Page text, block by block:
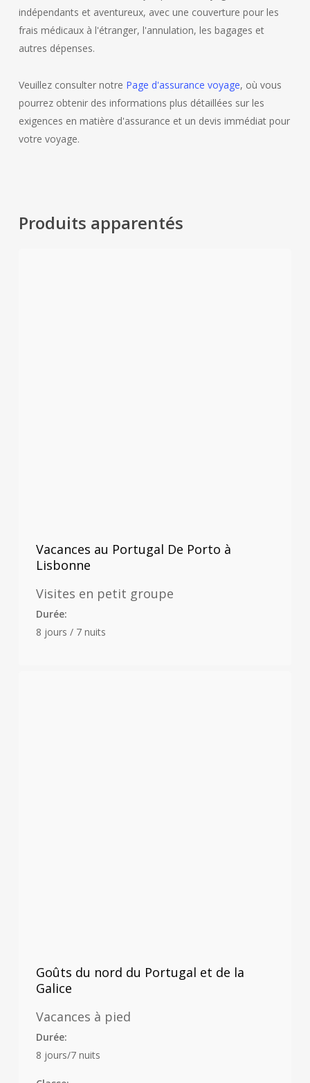
indépendants et aventureux, avec une couverture pour les
frais médicaux à l'étranger, l'annulation, les bagages et
autres dépenses.
Veuillez consulter notre Page d'assurance voyage, où vous
pourrez obtenir des informations plus détaillées sur les
exigences en matière d'assurance et un devis immédiat pour
votre voyage.
Produits apparentés
Vacances au Portugal De Porto à
Lisbonne
Visites en petit groupe
Durée:
8 jours / 7 nuits
Goûts du nord du Portugal et de la
Galice
Vacances à pied
Durée:
8 jours/7 nuits